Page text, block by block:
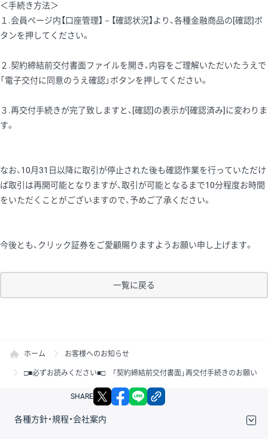
＜手続き方法＞
１.会員ページ内【口座管理】－【確認状況】より、各種金融商品の[確認]ボ
タンを押してください。
２.契約締結前交付書面ファイルを開き、内容をご理解いただいたうえで
「電子交付に同意のうえ確認」ボタンを押してください。
３.再交付手続きが完了致しますと、[確認]の表示が[確認済み]に変わりま
す。
なお、10月31日以降に取引が停止された後も確認作業を行っていただけ
ば取引は再開可能となりますが、取引が可能となるまで10分程度お時間
をいただくことがございますので、予めご了承ください。
今後とも、クリック証券をご愛顧賜りますようお願い申し上げます。
一覧に戻る
ホーム お客様へのお知らせ
□■必ずお読みください■□ 「契約締結前交付書面」再交付手続きのお願い
SHARE X facebook
各種方針・規程・会社案内